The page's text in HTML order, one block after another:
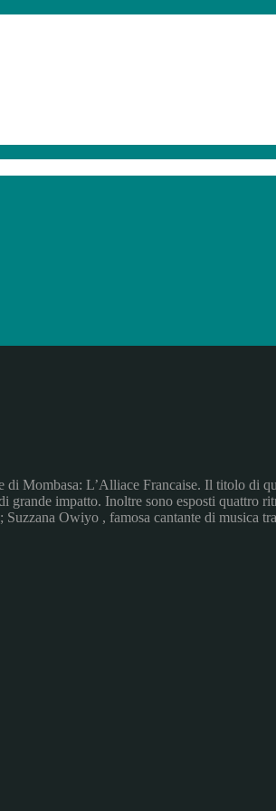
Mombasa: L’Alliace Francaise. Il titolo di
grande impatto. Inoltre sono esposti quattro
Owiyo , famosa cantante di musica